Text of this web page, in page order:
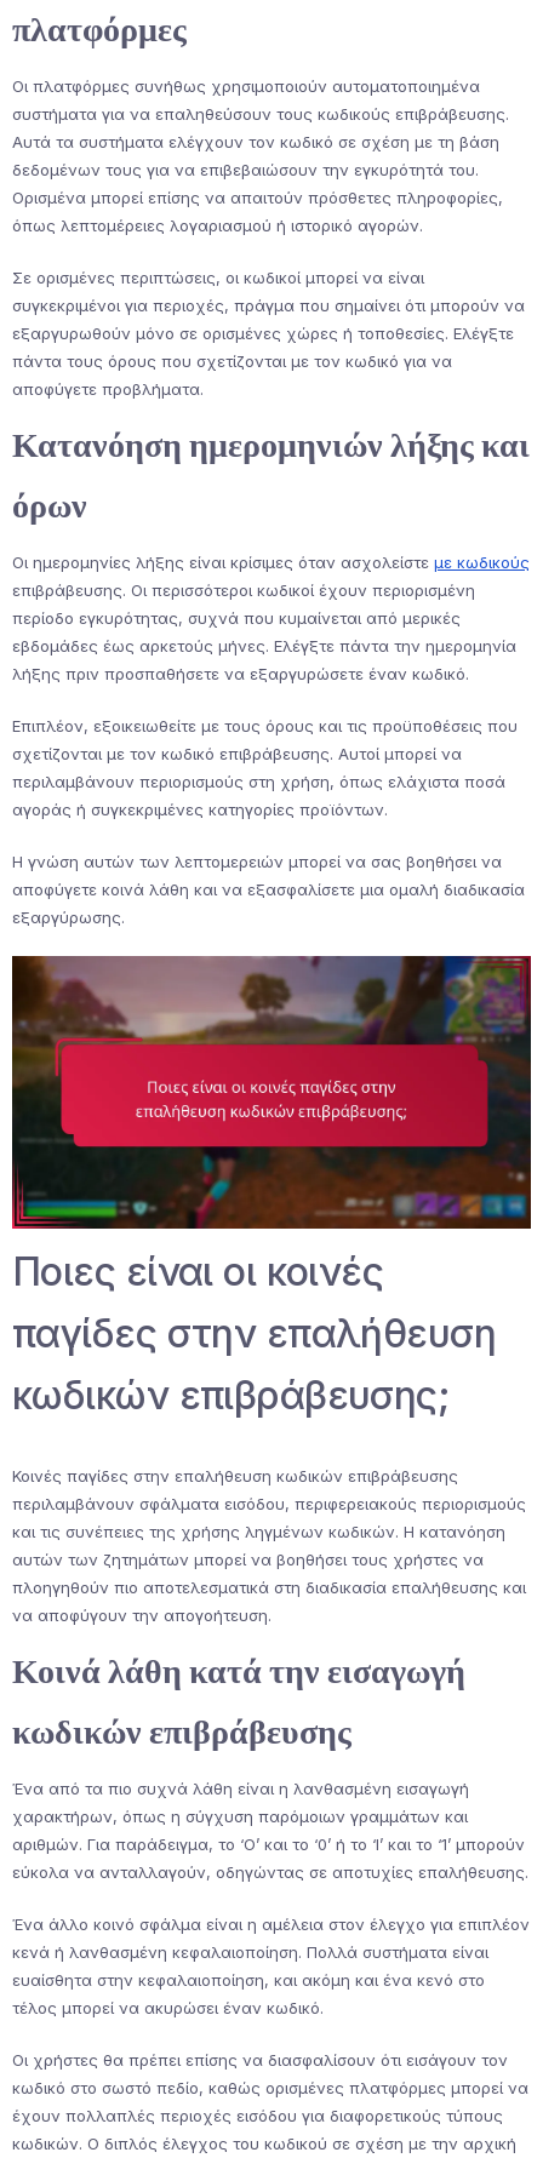
πλατφόρμες
Οι πλατφόρμες συνήθως χρησιμοποιούν αυτοματοποιημένα
συστήματα για να επαληθεύσουν τους κωδικούς επιβράβευσης.
Αυτά τα συστήματα ελέγχουν τον κωδικό σε σχέση με τη βάση
δεδομένων τους για να επιβεβαιώσουν την εγκυρότητά του.
Ορισμένα μπορεί επίσης να απαιτούν πρόσθετες πληροφορίες,
όπως λεπτομέρειες λογαριασμού ή ιστορικό αγορών.
Σε ορισμένες περιπτώσεις, οι κωδικοί μπορεί να είναι
συγκεκριμένοι για περιοχές, πράγμα που σημαίνει ότι μπορούν να
εξαργυρωθούν μόνο σε ορισμένες χώρες ή τοποθεσίες. Ελέγξτε
πάντα τους όρους που σχετίζονται με τον κωδικό για να
αποφύγετε προβλήματα.
Κατανόηση ημερομηνιών λήξης και
όρων
Οι ημερομηνίες λήξης είναι κρίσιμες όταν ασχολείστε με κωδικούς
επιβράβευσης. Οι περισσότεροι κωδικοί έχουν περιορισμένη
περίοδο εγκυρότητας, συχνά που κυμαίνεται από μερικές
εβδομάδες έως αρκετούς μήνες. Ελέγξτε πάντα την ημερομηνία
λήξης πριν προσπαθήσετε να εξαργυρώσετε έναν κωδικό.
Επιπλέον, εξοικειωθείτε με τους όρους και τις προϋποθέσεις που
σχετίζονται με τον κωδικό επιβράβευσης. Αυτοί μπορεί να
περιλαμβάνουν περιορισμούς στη χρήση, όπως ελάχιστα ποσά
αγοράς ή συγκεκριμένες κατηγορίες προϊόντων.
Η γνώση αυτών των λεπτομερειών μπορεί να σας βοηθήσει να
αποφύγετε κοινά λάθη και να εξασφαλίσετε μια ομαλή διαδικασία
εξαργύρωσης.
Ποιες είναι οι κοινές
παγίδες στην επαλήθευση
κωδικών επιβράβευσης;
Κοινές παγίδες στην επαλήθευση κωδικών επιβράβευσης
περιλαμβάνουν σφάλματα εισόδου, περιφερειακούς περιορισμούς
και τις συνέπειες της χρήσης ληγμένων κωδικών. Η κατανόηση
αυτών των ζητημάτων μπορεί να βοηθήσει τους χρήστες να
πλοηγηθούν πιο αποτελεσματικά στη διαδικασία επαλήθευσης και
να αποφύγουν την απογοήτευση.
Κοινά λάθη κατά την εισαγωγή
κωδικών επιβράβευσης
Ένα από τα πιο συχνά λάθη είναι η λανθασμένη εισαγωγή
χαρακτήρων, όπως η σύγχυση παρόμοιων γραμμάτων και
αριθμών. Για παράδειγμα, το ‘O’ και το ‘0’ ή το ‘I’ και το ‘1’ μπορούν
εύκολα να ανταλλαγούν, οδηγώντας σε αποτυχίες επαλήθευσης.
Ένα άλλο κοινό σφάλμα είναι η αμέλεια στον έλεγχο για επιπλέον
κενά ή λανθασμένη κεφαλαιοποίηση. Πολλά συστήματα είναι
ευαίσθητα στην κεφαλαιοποίηση, και ακόμη και ένα κενό στο
τέλος μπορεί να ακυρώσει έναν κωδικό.
Οι χρήστες θα πρέπει επίσης να διασφαλίσουν ότι εισάγουν τον
κωδικό στο σωστό πεδίο, καθώς ορισμένες πλατφόρμες μπορεί να
έχουν πολλαπλές περιοχές εισόδου για διαφορετικούς τύπους
κωδικών. Ο διπλός έλεγχος του κωδικού σε σχέση με την αρχική